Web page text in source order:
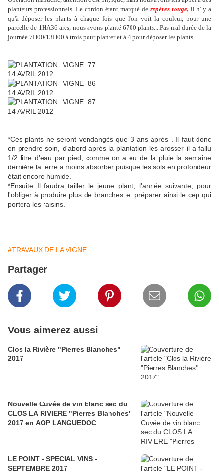
planteurs professionnels. Le cordon étant marqué de repères rouge, il n' y a
qu'à déposer les plants à chaque fois que l'on voit la couleur, pour une
parcelle de 1HA36 ares, nous avons planté 6700 plants....Pas mal durée de la
journée 7H00/13H00 à trois pour planter et à 4 pour déposer les plants.
*Ces plants ne seront vendangés que 3 ans après . Il faut donc
en prendre soin, d'abord après la plantation les arosser il a fallu
1/2 litre d'eau par pied, comme on a eu de la pluie la semaine
dernière la terre a moins absorber puisque les sols en profondeur
était encore humide.
*Ensuite Il faudra tailler le jeune plant, l'année suivante, pour
l'obliger à produire plus de branches et préparer ainsi le cep qui
portera les raisins.
#TRAVAUX DE LA VIGNE
Partager
Vous aimerez aussi
Clos la Rivière "Pierres Blanches"
2017
Nouvelle Cuvée de vin blanc sec du
CLOS LA RIVIERE "Pierres Blanches"
2017 en AOP LANGUEDOC
LE POINT - SPECIAL VINS -
SEPTEMBRE 2017